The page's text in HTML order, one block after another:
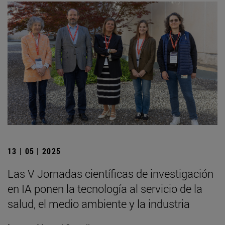
13 | 05 | 2025
Las V Jornadas científicas de investigación
en IA ponen la tecnología al servicio de la
salud, el medio ambiente y la industria